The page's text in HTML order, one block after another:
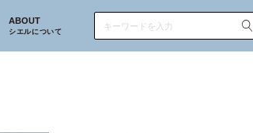
ABOUT
シエルについて